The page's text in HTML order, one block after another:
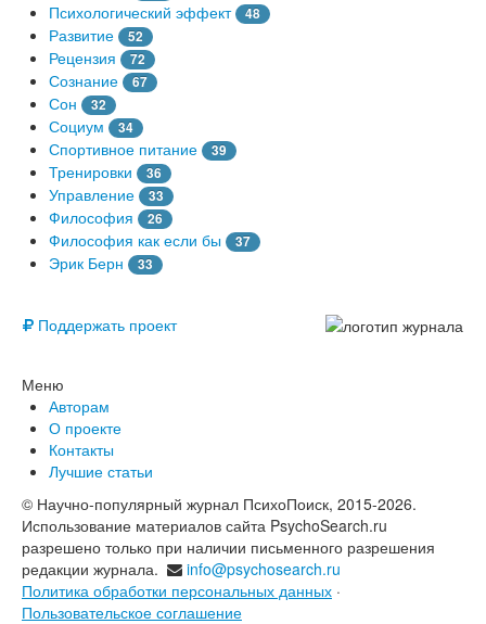
Психологический эффект 48
Развитие 52
Рецензия 72
Сознание 67
Сон 32
Социум 34
Спортивное питание 39
Тренировки 36
Управление 33
Философия 26
Философия как если бы 37
Эрик Берн
33
Поддержать проект
Меню
Авторам
О проекте
Контакты
Лучшие статьи
© Научно-популярный журнал ПсихоПоиск, 2015-2026.
Использование материалов сайта PsychoSearch.ru
разрешено только при наличии письменного разрешения
редакции журнала.
info@psychosearch.ru
Политика обработки персональных данных ·
Пользовательское соглашение